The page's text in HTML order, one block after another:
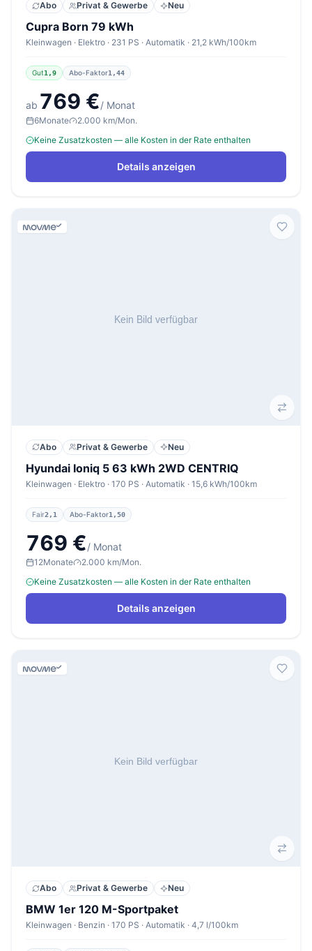
Abo Privat & Gewerbe Neu
Cupra Born 79 kWh
Kleinwagen · Elektro · 231 PS · Automatik · 21,2 kWh/100km
Gut1,9 Abo-Faktor1,44
ab 769 €/ Monat
6Monate
2.000 km/Mon.
Keine Zusatzkosten — alle Kosten in der Rate enthalten
Details anzeigen
Abo Privat & Gewerbe Neu
Hyundai Ioniq 5 63 kWh 2WD CENTRIQ
Kleinwagen · Elektro · 170 PS · Automatik · 15,6 kWh/100km
Fair2,1 Abo-Faktor1,50
769 €/ Monat
12Monate
2.000 km/Mon.
Keine Zusatzkosten — alle Kosten in der Rate enthalten
Details anzeigen
Abo Privat & Gewerbe Neu
BMW 1er 120 M-Sportpaket
Kleinwagen · Benzin · 170 PS · Automatik · 4,7 l/100km